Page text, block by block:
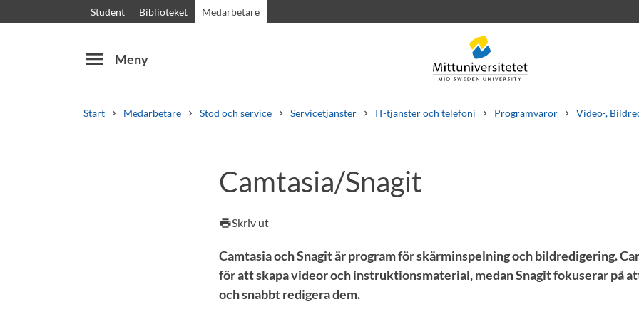
Student Biblioteket Medarbetare
menu Meny
Start Medarbetare Stöd och service Servicetjänster IT-tjänster och telefoni Programvaror Video-,
Kursplaner Välkomstbrev PersonalLediga jobb
Camtasia/Snagit
printSkriv ut
Camtasia och Snagit är program för skärminspelning och bildredigering.
för att skapa videor och instruktionsmaterial, medan Snagit fokuserar på
och snabbt redigera dem.